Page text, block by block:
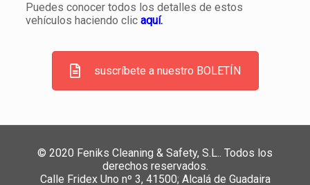
Puedes conocer todos los detalles de estos
vehículos haciendo clic aquí.
suscríbete a nuestro BOLETÍN
© 2020 Feniks Cleaning & Safety, S.L.. Todos los
derechos reservados.
Calle Fridex Uno nº 3, 41500; Alcalá de Guadaira